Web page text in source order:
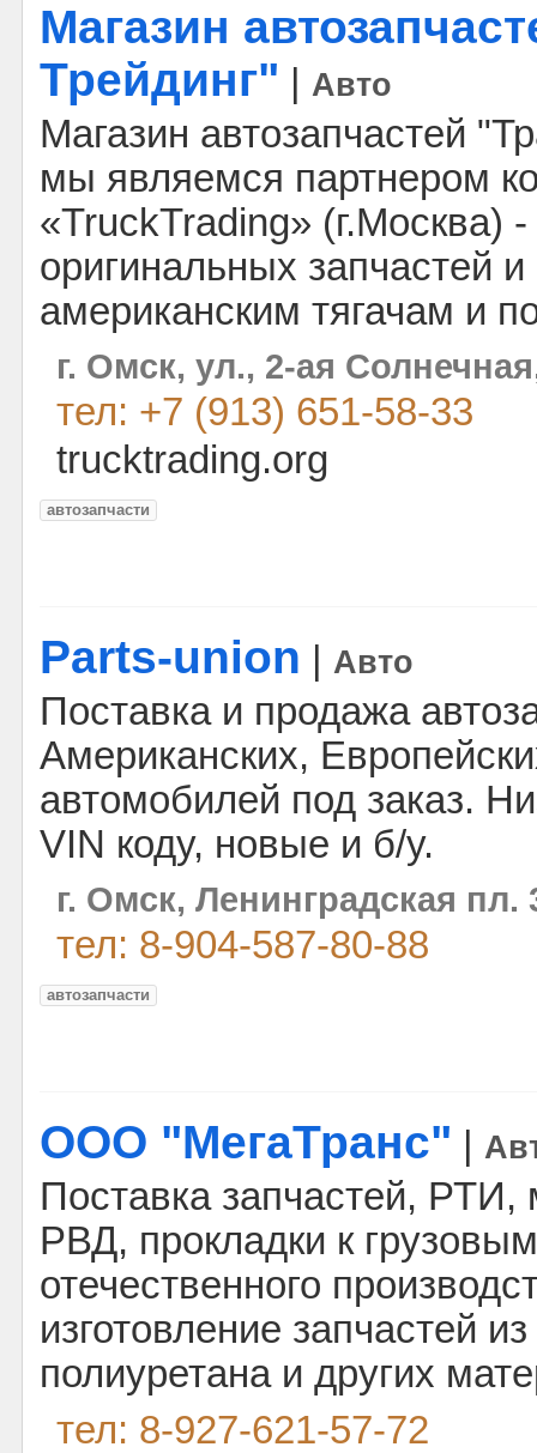
Магазин
Трейдинг"
Авто
Магазин автозапчастей
мы являемся партнером
«TruckTrading» (г.Москва)
оригинальных запчастей и
американским тягачам и
г. Омск, ул., 2-ая
тел: +7 (913) 651-58-33
trucktrading.org
автозапчасти
Parts-union Авто
Поставка и продажа
Американских,
автомобилей под заказ.
VIN коду, новые и б/у.
г. Омск, Ленинградская пл.
тел: 8-904-587-80-88
автозапчасти
ООО "МегаТранс"
Поставка запчастей, РТИ,
РВД, прокладки к
отечественного
изготовление запчастей
полиуретана и других
тел: 8-927-621-57-72